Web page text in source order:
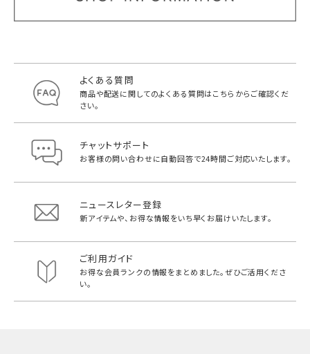
よくある質問
商品や配送に関してのよくある質問はこちらからご確認くだ
さい。
チャットサポート
お客様の問い合わせに自動回答で24時間ご対応いたします。
ニュースレター登録
新アイテムや、お得な情報をいち早く お届けいたします。
ご利用ガイド
お得な会員ランクの情報をまとめました。ぜひご活用くださ
い。